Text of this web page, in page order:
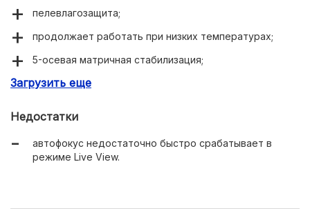
пелевлагозащита;
продолжает работать при низких температурах;
5-осевая матричная стабилизация;
матрица CMOS, подавляющая эффект муара;
точный автофокус.
Загрузить еще
Недостатки
автофокус недостаточно быстро срабатывает в
режиме Live View.